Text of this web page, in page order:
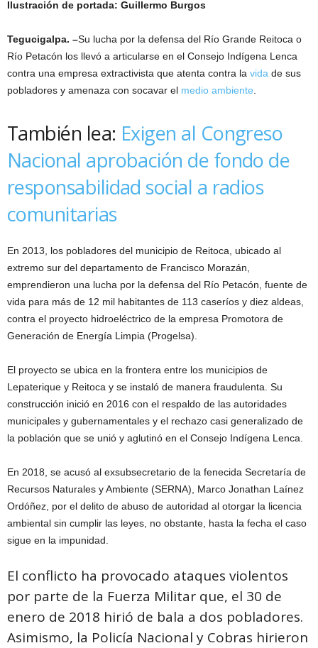
Ilustración de portada: Guillermo Burgos
Tegucigalpa. –Su lucha por la defensa del Río Grande Reitoca o
Río Petacón los llevó a articularse en el Consejo Indígena Lenca
contra una empresa extractivista que atenta contra la vida de sus
pobladores y amenaza con socavar el medio ambiente
También lea: Exigen al Congreso
Nacional aprobación de fondo de
responsabilidad social a radios
comunitarias
En 2013, los pobladores del municipio de Reitoca, ubicado al
extremo sur del departamento de Francisco Morazán,
emprendieron una lucha por la defensa del Río Petacón, fuente de
vida para más de 12 mil habitantes de 113 caseríos y diez aldeas,
contra el proyecto hidroeléctrico de la empresa Promotora de
Generación de Energía Limpia (Progelsa).
El proyecto se ubica en la frontera entre los municipios de
Lepaterique y Reitoca y se instaló de manera fraudulenta. Su
construcción inició en 2016 con el respaldo de las autoridades
municipales y gubernamentales y el rechazo casi generalizado de
la población que se unió y aglutinó en el Consejo Indígena Lenca.
En 2018, se acusó al exsubsecretario de la fenecida Secretaría de
Recursos Naturales y Ambiente (SERNA), Marco Jonathan Laínez
Ordóñez, por el delito de abuso de autoridad al otorgar la licencia
ambiental sin cumplir las leyes, no obstante, hasta la fecha el caso
sigue en la impunidad.
El conflicto ha provocado ataques violentos
por parte de la Fuerza Militar que, el 30 de
enero de 2018 hirió de bala a dos pobladores.
Asimismo, la Policía Nacional y Cobras hirieron